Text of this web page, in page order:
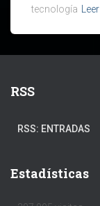
tecnología
RSS
RSS: ENTRADAS
Estadísticas